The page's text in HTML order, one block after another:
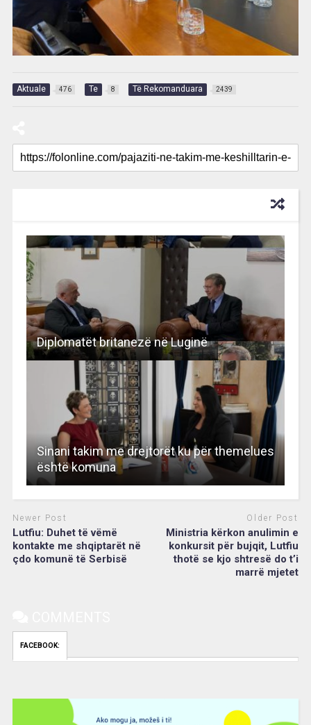
Aktuale 476 Te 8 Të Rekomanduara 2439
Diplomatët britanezë në Luginë
Sinani takim me drejtorët ku për themelues
është komuna
Newer Post
Lutfiu: Duhet të vëmë
kontakte me shqiptarët në
çdo komunë të Serbisë
Older Post
Ministria kërkon anulimin e
konkursit për bujqit, Lutfiu
thotë se kjo shtresë do t’i
marrë mjetet
FACEBOOK: